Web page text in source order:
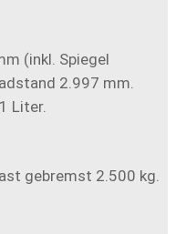
(inkl. Spiegel
2.997 mm.
Liter.
gebremst 2.500 kg.